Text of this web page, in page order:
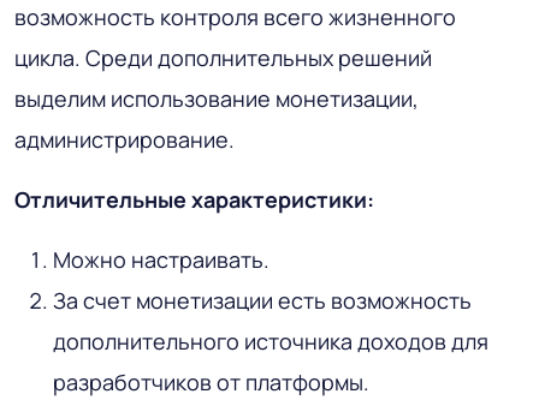
возможность контроля всего жизненного
цикла. Среди дополнительных решений
выделим использование монетизации,
администрирование.
Отличительные характеристики:
Можно настраивать.
За счет монетизации есть возможность
дополнительного источника доходов для
разработчиков от платформы.